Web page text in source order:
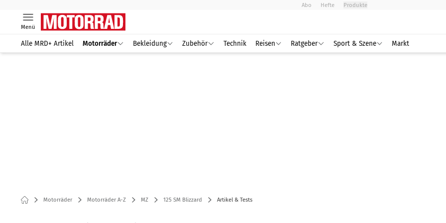
Abo Hefte Produkte
Menü
Alle MRD+ Artikel Motorräder Bekleidung Zubehör Technik Reisen Ratgeber Sport & Szene Markt
Motorräder Motorräder A-Z MZ 125 SM Blizzard Artikel & Tests